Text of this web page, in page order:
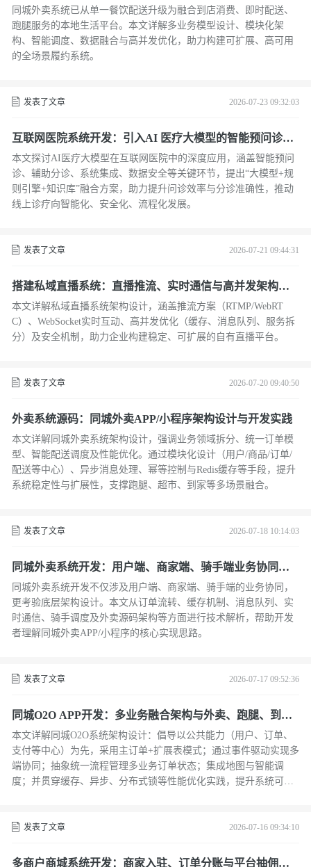
融合方案解析
同城外卖系统已从单一餐饮配送升级为融合到店消费、即时配送、
跑腿服务的本地生活平台。本文详解多业务模型设计、模块化架
构、智能调度、数据融合与高并发优化，助力构建可扩展、高可用
的全场景履约系统。
发表了文章 2026-07-23 09:32:03
互联网医院系统开发：引入AI 医疗大模型的智能预问诊与
辅助分诊系统实现
本文探讨AI医疗大模型在互联网医院中的深度应用，涵盖智能预问
诊、辅助分诊、系统集成、数据安全等关键环节，提出“大模型+规
则引擎+知识库”融合方案，助力提升问诊效率与分诊准确性，推动
线上诊疗向智能化、安全化、流程化发展。
发表了文章 2026-07-21 09:44:31
搭建私域直播系统：直播推流、实时通信与高并发架构设
计方案
本文详解私域直播系统架构设计，涵盖推流方案（RTMP/WebRT
C）、WebSocket实时互动、高并发优化（缓存、消息队列、服务拆
分）及安全机制，助力企业构建稳定、可扩展的自有直播平台。
发表了文章 2026-07-20 09:40:50
外卖系统源码：同城外卖APP/小程序架构设计与开发实践
本文详解同城外卖系统架构设计，强调业务领域拆分、统一订单模
型、智能配送调度及性能优化。通过模块化设计（用户/商品/订单/
配送等中心）、异步消息处理、幂等控制与Redis缓存等手段，提升
系统稳定性与扩展性，支撑跑腿、超市、到家等多场景融合。
发表了文章 2026-07-18 10:14:03
同城外卖系统开发：用户端、商家端、骑手端业务协同与
源码架构解析
同城外卖系统开发不仅涉及用户端、商家端、骑手端的业务协同，
更考验底层架构设计。本文从订单流转、缓存机制、消息队列、实
时通信、骑手调度及外卖源码架构等方面进行技术解析，帮助开发
者理解同城外卖APP/小程序的核心实现思路。
发表了文章 2026-07-17 09:52:36
同城O2O APP开发：多业务融合架构与外卖、跑腿、到店
服务实现方案
本文详解同城O2O系统架构设计：倡导以公共能力（用户、订单、
支付等中心）为先，采用主订单+扩展表模式；通过事件驱动实现多
端协同；抽象统一流程管理多业务订单状态；集成地图与智能调
度；并贯穿缓存、异步、分布式锁等性能优化实践，提升系统可扩
发表了文章 2026-07-16 09:34:10
多商户商城系统开发：商家入驻、订单分账与平台抽佣实